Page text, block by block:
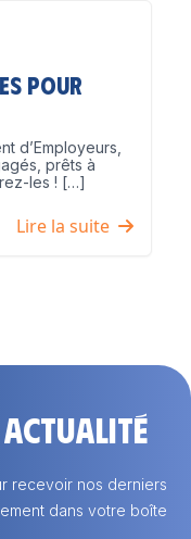
pour
d’Employeurs,
prêts à
les ! […]
Lire la suite
actualité
recevoir nos derniers
dans votre boîte